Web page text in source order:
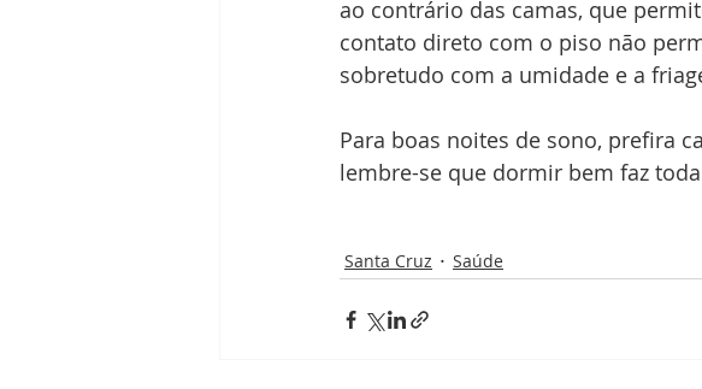
ao contrário das camas, que
contato direto com o piso não
sobretudo com a umidade e a
Para boas noites de sono, prefira
lembre-se que dormir bem faz
Santa Cruz Saúde